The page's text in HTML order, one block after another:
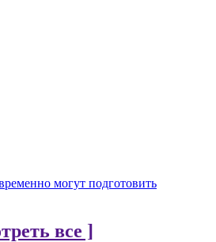
могут подготовить
все ]